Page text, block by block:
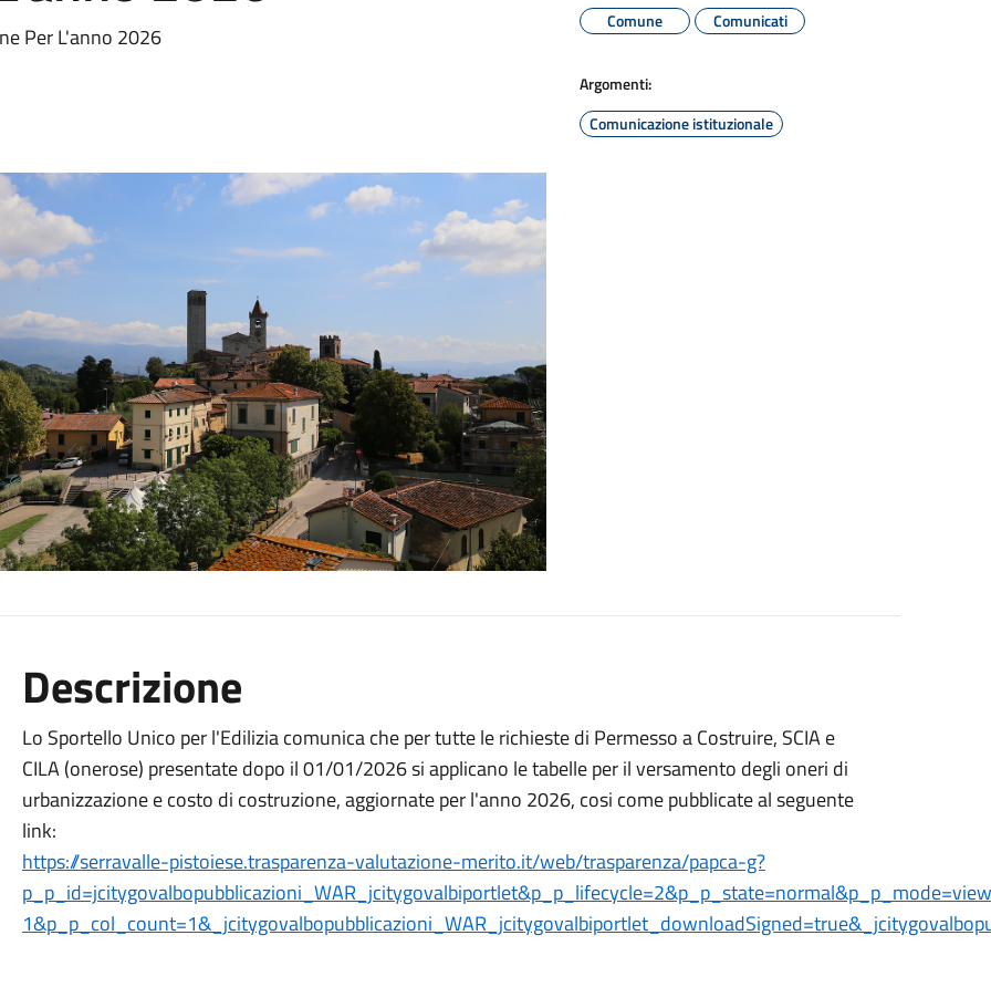
Per L'anno 2026
Comune
Comunicati
Argomenti:
Comunicazione istituzionale
Descrizione
Lo Sportello Unico per l'Edilizia comunica che per tutte le richieste di Permesso a Costruire, SCIA e
CILA (onerose) presentate dopo il 01/01/2026 si applicano le tabelle per il versamento degli oneri di
urbanizzazione e costo di costruzione, aggiornate per l'anno 2026, cosi come pubblicate al seguente
link:
https://serravalle-pistoiese.trasparenza-valutazione-merito.it/web/trasparenza/papca-g?